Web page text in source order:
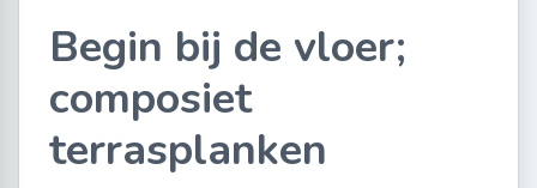
Begin bij de vloer;
composiet
terrasplanken